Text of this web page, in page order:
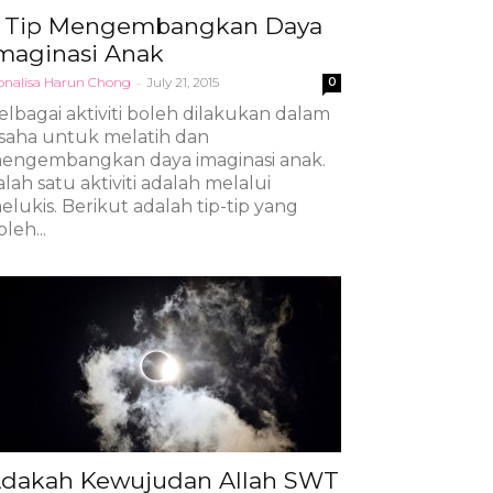
Tip Mengembangkan Daya
Anak
Harun Chong - July 21, 2015 0
aktiviti boleh dilakukan dalam
untuk melatih dan
daya imaginasi anak.
satu aktiviti adalah melalui
Berikut adalah tip-tip yang
Kewujudan Allah SWT